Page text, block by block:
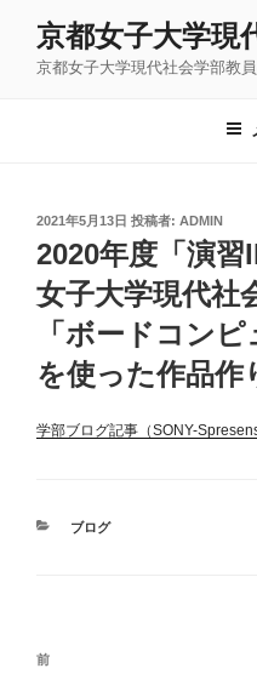
京都女子大学現
京都女子大学現代社会学部教員
投
稿
日:
2021年5月13日 投稿者: ADMIN
2020年度「演習
女子大学現代社
「ボードコン
を使った作品作
学部ブログ記事（SONY-
カ
ブログ
投
前
前